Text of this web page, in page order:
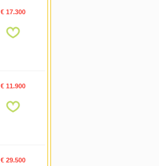
€ 17.300
€ 11.900
€ 29.500